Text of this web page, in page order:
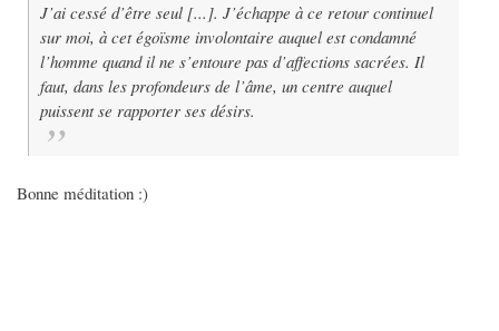
J’ai cessé d’être seul [...]. J’échappe à ce retour continuel
sur moi, à cet égoïsme involontaire auquel est condamné
l’homme quand il ne s’entoure pas d’affections sacrées. Il
faut, dans les profondeurs de l’âme, un centre auquel
puissent se rapporter ses désirs.
Bonne méditation :)